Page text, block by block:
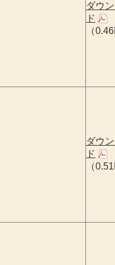
ダウ
ド
（
ダウ
ド
（